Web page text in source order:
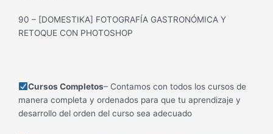
90 – [DOMESTIKA] FOTOGRAFÍA GASTRONÓMICA Y
RETOQUE CON PHOTOSHOP
Cursos Completos– Contamos con todos los cursos de
manera completa y ordenados para que tu aprendizaje y
desarrollo del orden del curso sea adecuado